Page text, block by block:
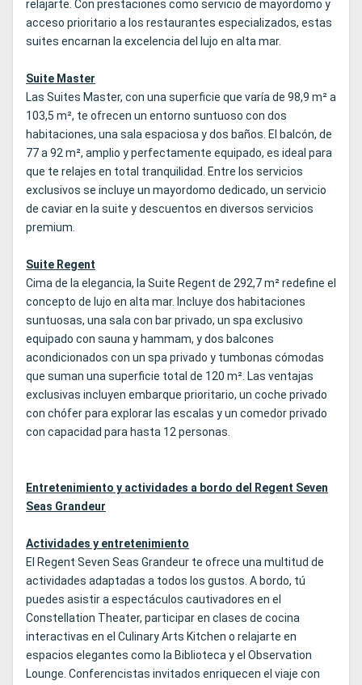
relajarte. Con prestaciones como servicio de mayordomo y
acceso prioritario a los restaurantes especializados, estas
suites encarnan la excelencia del lujo en alta mar.
Suite Master
Las Suites Master, con una superficie que varía de 98,9 m² a
103,5 m², te ofrecen un entorno suntuoso con dos
habitaciones, una sala espaciosa y dos baños. El balcón, de
77 a 92 m², amplio y perfectamente equipado, es ideal para
que te relajes en total tranquilidad. Entre los servicios
exclusivos se incluye un mayordomo dedicado, un servicio
de caviar en la suite y descuentos en diversos servicios
premium.
Suite Regent
Cima de la elegancia, la Suite Regent de 292,7 m² redefine el
concepto de lujo en alta mar. Incluye dos habitaciones
suntuosas, una sala con bar privado, un spa exclusivo
equipado con sauna y hammam, y dos balcones
acondicionados con un spa privado y tumbonas cómodas
que suman una superficie total de 120 m². Las ventajas
exclusivas incluyen embarque prioritario, un coche privado
con chófer para explorar las escalas y un comedor privado
con capacidad para hasta 12 personas.
Entretenimiento y actividades a bordo del Regent Seven
Seas Grandeur
Actividades y entretenimiento
El Regent Seven Seas Grandeur te ofrece una multitud de
actividades adaptadas a todos los gustos. A bordo, tú
puedes asistir a espectáculos cautivadores en el
Constellation Theater, participar en clases de cocina
interactivas en el Culinary Arts Kitchen o relajarte en
espacios elegantes como la Biblioteca y el Observation
Lounge. Conferencistas invitados enriquecen el viaje con